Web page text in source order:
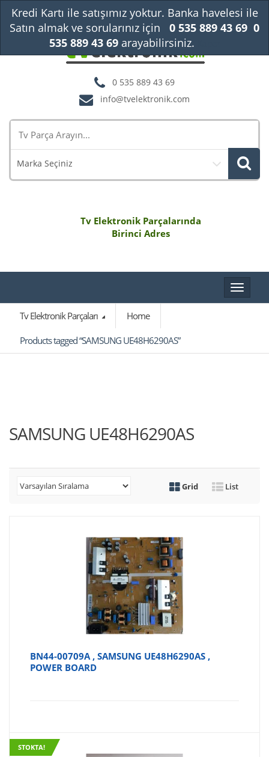
0 535 889 43 69
info@tvelektronik.com
Marka Seçiniz
Tv Elektronik Parçalarında
Birinci Adres
Toggle
Tv Elektronik Parçaları
Home
Products tagged “SAMSUNG UE48H6290AS”
SAMSUNG UE48H6290AS
Grid List
BN44-00709A , SAMSUNG UE48H6290AS ,
POWER BOARD
STOKTA!
Kredi Kartı ile satışımız yoktur. Banka havelesi ile
Satın almak ve sorularınız için
0 535 889 43 69 0
535 889 43 69arayabilirsiniz.